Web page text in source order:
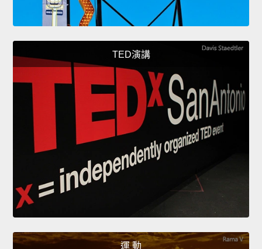
TED演講
運 動